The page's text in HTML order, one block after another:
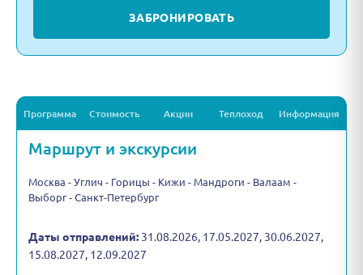
ЗАБРОНИРОВАТЬ
Программа Стоимость Акции Теплоход Информация
Маршрут и экскурсии
Москва - Углич - Горицы - Кижи - Мандроги - Валаам -
Выборг - Санкт-Петербург
Даты отправлений: 31.08.2026, 17.05.2027, 30.06.2027,
15.08.2027, 12.09.2027